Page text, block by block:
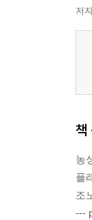
저
책
농
플
조
---